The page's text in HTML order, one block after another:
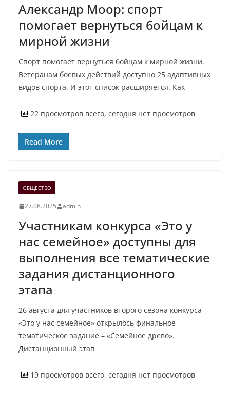
Александр Моор: спорт
помогает вернуться бойцам к
мирной жизни
Спорт помогает вернуться бойцам к мирной жизни.
Ветеранам боевых действий доступно 25 адаптивных
видов спорта. И этот список расширяется. Как
22 просмотров всего, сегодня нет просмотров
Read More
ОБЩЕСТВО
27.08.2025 admin
Участникам конкурса «Это у
нас семейное» доступны для
выполнения все тематические
задания дистанционного
этапа
26 августа для участников второго сезона конкурса
«Это у нас семейное» открылось финальное
тематическое задание – «Семейное древо».
Дистанционный этап
19 просмотров всего, сегодня нет просмотров